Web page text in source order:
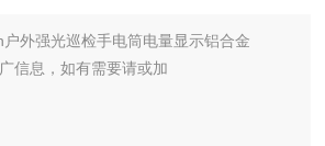
户外强光巡检手电筒电量显示铝合金
信息，如有需要请或加